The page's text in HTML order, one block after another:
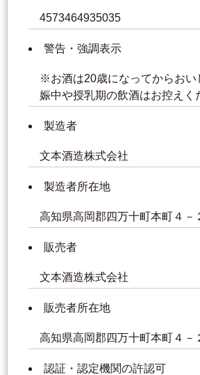
4573464935035
警告・強調表示
※お酒は20歳になってからお
娠中や授乳期の飲酒はお控えく
製造者
文本酒造株式会社
製造者所在地
高知県高岡郡四万十町本町４－
販売者
文本酒造株式会社
販売者所在地
高知県高岡郡四万十町本町４－
認証・認定機関の許認可